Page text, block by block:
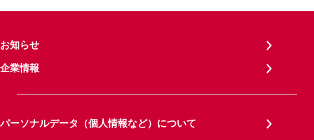
お知らせ
企業情報
パーソナルデータ（個人情報など）について